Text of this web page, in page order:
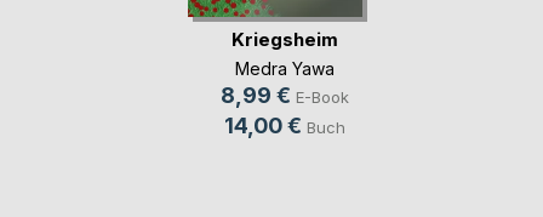
Kriegsheim
Medra Yawa
8,99 € E-Book
14,00 € Buch